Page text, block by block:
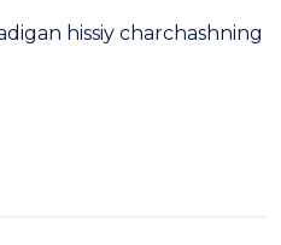
hissiy charchashning